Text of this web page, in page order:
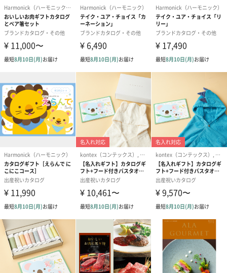
質なギフトばかり。
なんと、ブルガリもありますよ。
喜ばれること間違いなしの誰もが嬉しいギフトです◎
思わず自分が行きたい！体験も
日々の疲れを癒す、たかの友梨ビューティークリニックのや、ア
スタイリストがコーディネートを提案してくれるファッションレ
ンタルサービスや家事代行サービス
東京国立近代美術館、東京ランチクルーズや神戸クルーズ、セグ
ウェイツアーなど
思わず自分が欲しくなってしまうような体験がたくさんありま
す。